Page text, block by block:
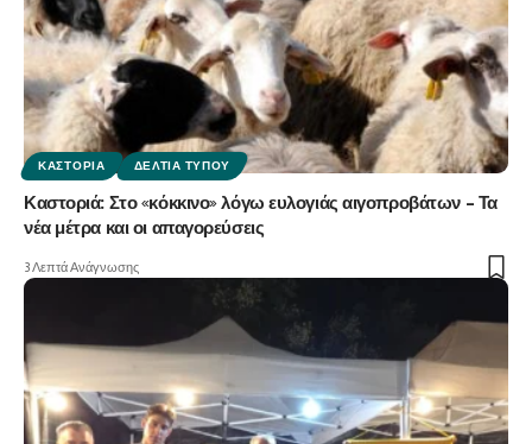
ΚΑΣΤΟΡΙΆ ΔΕΛΤΊΑ ΤΎΠΟΥ
Καστοριά: Στο «κόκκινο» λόγω ευλογιάς αιγοπροβάτων – Τα
νέα μέτρα και οι απαγορεύσεις
3 Λεπτά Ανάγνωσης